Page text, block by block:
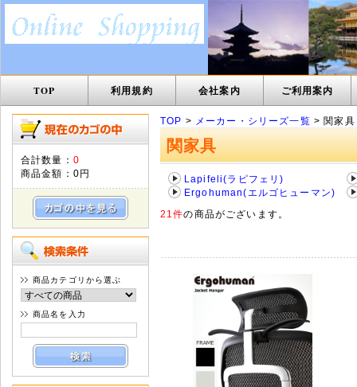
TOP 利用規約 会社案内 ご利用案内
合計数量： 0
商品金額： 0円
商品カテゴリから選ぶ
商品名を入力
TOP > メーカー・シリーズ一覧 > 関家具
関家具
Lapifeli(ラピフェリ)
Ergohuman(エルゴヒューマン)
21件の商品がございます。